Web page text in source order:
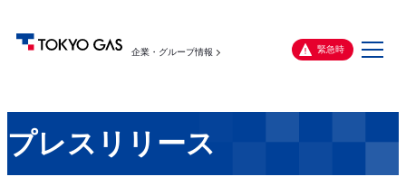
企業・グループ情報 緊急時
メ
プレスリリース